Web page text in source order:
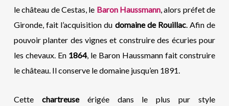
le château de Cestas, le Baron Haussmann, alors préfet de
Gironde, fait l’acquisition du domaine de Rouillac. Afin de
pouvoir planter des vignes et construire des écuries pour
les chevaux. En 1864, le Baron Haussmann fait construire
le château. Il conserve le domaine jusqu’en 1891.
Cette chartreuseérigée dans le plus pur style